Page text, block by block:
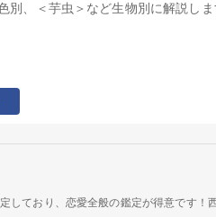
別、＜芋虫＞など生物別に解説し
しており、恋愛全般の鑑定が得意です！